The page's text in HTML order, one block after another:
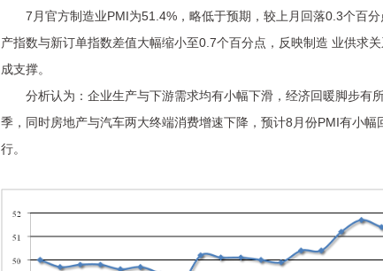
7月官方制造业PMI为51.4%，略低于预期，较上月回落0.3个百分
产指数与新订单指数差值大幅缩小至0.7个百分点，反映制造 业供求
成支撑。
分析认为：企业生产与下游需求均有小幅下滑，经济回暖脚步有
季，同时房地产与汽车两大终端消费增速下降，预计8月份PMI有小幅
行。